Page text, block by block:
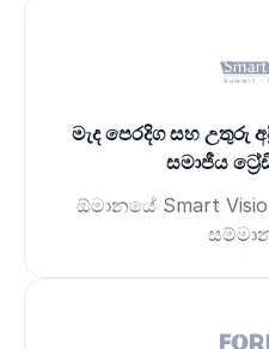
මැද පෙරදිග සහ උතුරු
සමාජීය
ඕමානයේ Smart